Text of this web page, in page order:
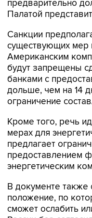
Санкции
Американским
будут запрещены
банками с
дольше, чем на 14
ограничение
Кроме того, речь
предлагает
предоставлением
энергетическим
В документе также
сможет ослабить
России без